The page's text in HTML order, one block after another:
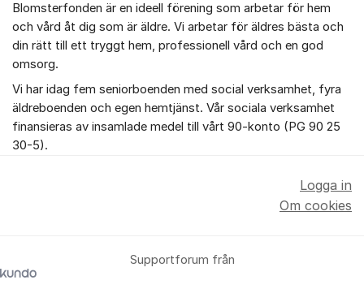
Blomsterfonden är en ideell förening som arbetar för hem
och vård åt dig som är äldre. Vi arbetar för äldres bästa och
din rätt till ett tryggt hem, professionell vård och en god
omsorg.
Vi har idag fem seniorboenden med social verksamhet, fyra
äldreboenden och egen hemtjänst. Vår sociala verksamhet
finansieras av insamlade medel till vårt 90-konto (PG 90 25
30-5).
Supportforum från
Logga in
Om cookies